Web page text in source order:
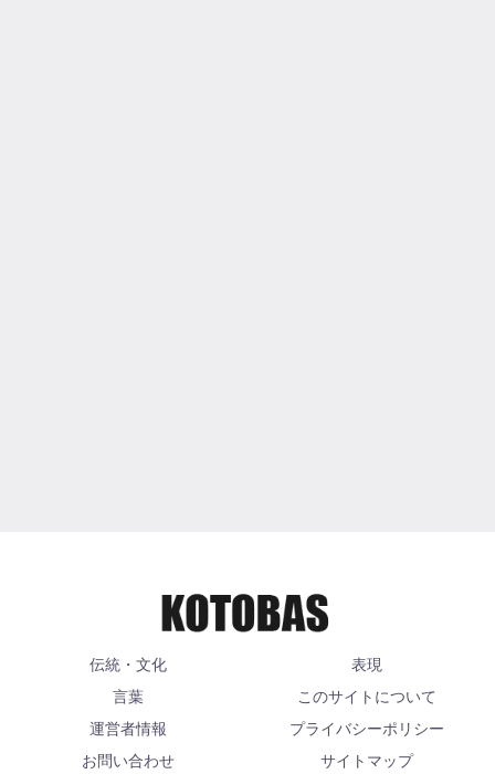
伝統・文化
表現
言葉
このサイトについて
運営者情報
プライバシーポリシー
お問い合わせ
サイトマップ